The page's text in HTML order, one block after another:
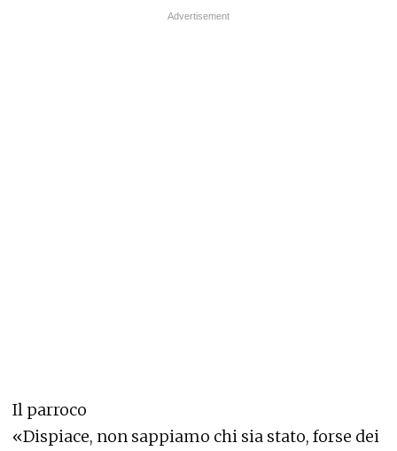
Il parroco
«Dispiace, non sappiamo chi sia stato, forse dei